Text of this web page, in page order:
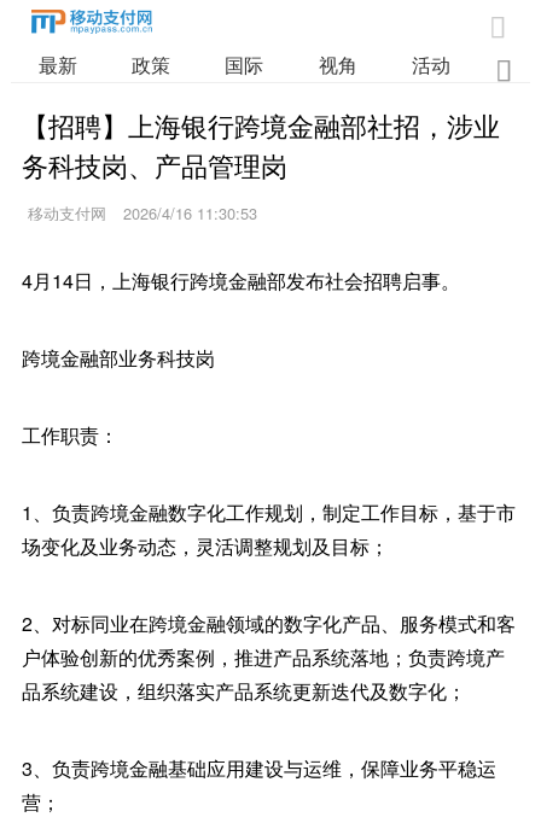

最新 政策 国际 视角 活动 业

【招聘】上海银行跨境金融部社招，涉业
务科技岗、产品管理岗
移动支付网 2026/4/16 11:30:53
4月14日，上海银行跨境金融部发布社会招聘启事。
跨境金融部业务科技岗
工作职责：
1、负责跨境金融数字化工作规划，制定工作目标，基于市
场变化及业务动态，灵活调整规划及目标；
2、对标同业在跨境金融领域的数字化产品、服务模式和客
户体验创新的优秀案例，推进产品系统落地；负责跨境产
品系统建设，组织落实产品系统更新迭代及数字化；
3、负责跨境金融基础应用建设与运维，保障业务平稳运
营；